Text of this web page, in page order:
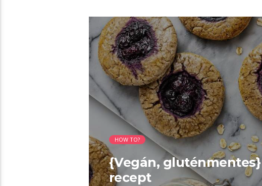
01:44 READ TIME
HOW TO?
{Vegán,
recept